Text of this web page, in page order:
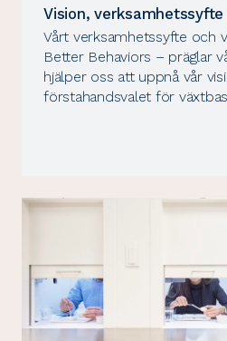
Vision,
Vårt verksamhetssyfte och
Better Behaviors – präglar
hjälper oss att uppnå vår
förstahandsvalet för